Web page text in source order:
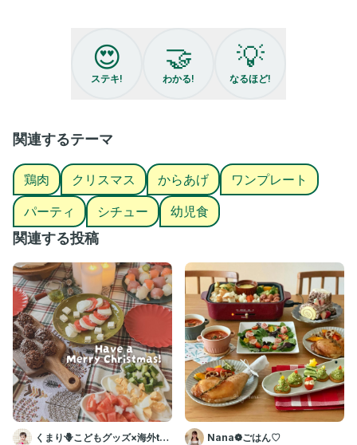
ぶどうジュース注いだら
本物のワイン飲んでるみたいに飲んでて
かわいかったです🤭🤍
兄弟ふたりのかわいい写真が撮れたり
お友達ファミリーともクリパできたり
今年も大満足なクリスマスでした🎄
残すは今夜のサンタ業のみ…
子供たち喜んでくれますように🎅⋆꙳
＿＿＿＿＿＿＿＿＿＿＿＿＿＿＿＿＿
𖧷2歳差兄弟の幼児食・離乳食を投稿をしています
𖧷フォロー＆コメント嬉しいです！
気軽に仲良くしてください♡ˎˊ˗
#クリスマス #クリスマスメニュー #クリスマスごはん #クリスマ
スメニュー #親子ごはんの悩みサポート
😍
ステキ!
🤝
わかる!
💡
なるほど!
関連するテーマ
鶏肉 クリスマス からあげ
ワンプレート
パーティ
シチュー 幼児食
関連する投稿
くまり🪻こどもグッズ×海外toy
Nana❁ごはん♡